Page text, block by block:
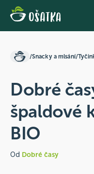
/Snacky a mlsání/
Dobré
špaldové
BIO
Od Dobré časy